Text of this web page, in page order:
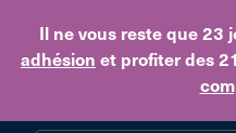
Il ne vous reste que 23
adhésion et profiter des